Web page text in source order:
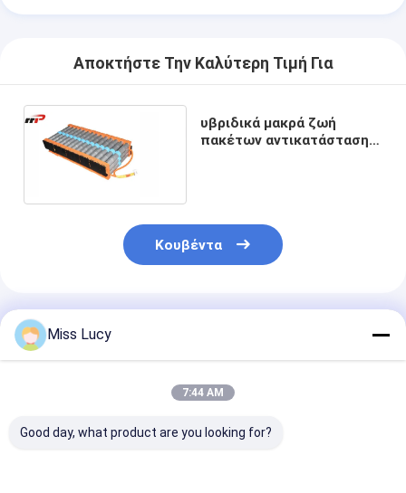
Αποκτήστε Την Καλύτερη Τιμή Για
υβριδικά μακρά ζωή
πακέτων αντικατάστασης
Κουβέντα
Συνιστώμενα Προϊόντα
Miss Lucy
7:44 AM
Good day, what product are you looking for?